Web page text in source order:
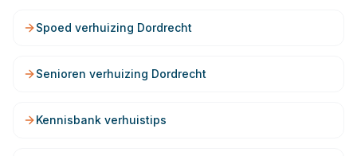
Spoed verhuizing Dordrecht
Senioren verhuizing Dordrecht
Kennisbank verhuistips